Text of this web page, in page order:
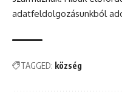
adatfeldolgozásunkból
TAGGED: község